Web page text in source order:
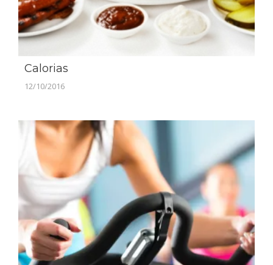
Calorias
12/10/2016